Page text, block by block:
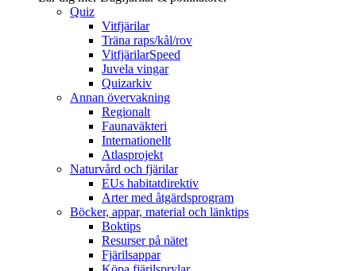
Quiz
Vitfjärilar
Träna raps/kål/rov
VitfjärilarSpeed
Juvela vingar
Quizarkiv
Annan övervakning
Regionalt
Faunaväkteri
Internationellt
Atlasprojekt
Naturvård och fjärilar
EUs habitatdirektiv
Arter med åtgärdsprogram
Böcker, appar, material och länktips
Boktips
Resurser på nätet
Fjärilsappar